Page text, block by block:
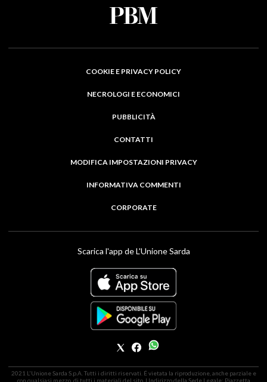
COOKIE E PRIVACY POLICY
NECROLOGI E ECONOMICI
PUBBLICITÀ
CONTATTI
MODIFICA IMPOSTAZIONI PRIVACY
INFORMATIVA COMMENTI
CORPORATE
Scarica l'app de L'Unione Sarda
2021 L'Unione Sarda S.p.A. Tutti i diritti riservati. É vietata la riproduzione, anche parziale e
con qualsiasi mezzo, di tutti i materiali del sito. | Indirizzo della Sede Legale: Piazzetta